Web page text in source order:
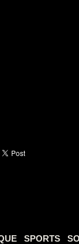
SPORTS